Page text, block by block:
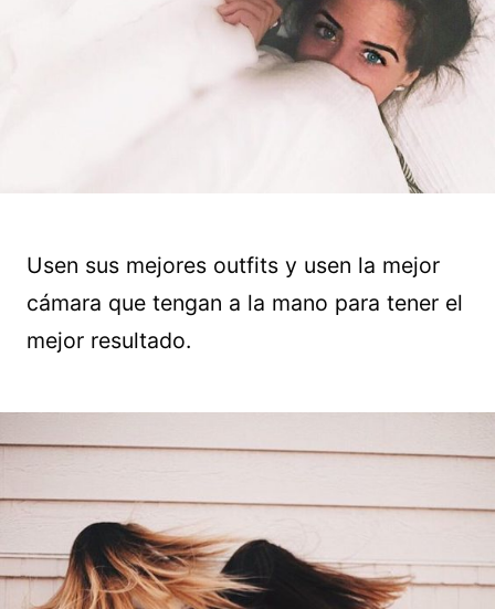
Usen sus mejores outfits y usen la mejor
cámara que tengan a la mano para tener el
mejor resultado.